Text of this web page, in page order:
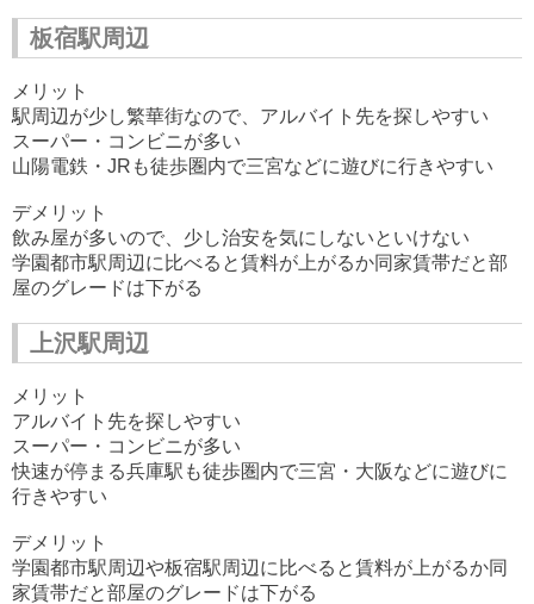
板宿駅周辺
メリット
駅周辺が少し繁華街なので、アルバイト先を探しやすい
スーパー・コンビニが多い
山陽電鉄・JRも徒歩圏内で三宮などに遊びに行きやすい
デメリット
飲み屋が多いので、少し治安を気にしないといけない
学園都市駅周辺に比べると賃料が上がるか同家賃帯だと部
屋のグレードは下がる
上沢駅周辺
メリット
アルバイト先を探しやすい
スーパー・コンビニが多い
快速が停まる兵庫駅も徒歩圏内で三宮・大阪などに遊びに
行きやすい
デメリット
学園都市駅周辺や板宿駅周辺に比べると賃料が上がるか同
家賃帯だと部屋のグレードは下がる